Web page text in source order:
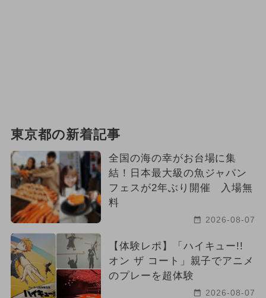
東京都の新着記事
全国の海の幸がお台場に集
結！日本最大級の魚ジャパン
フェスが2年ぶり開催 入場無
料
2026-08-07
【体験レポ】「ハイキュー!!
オン ザ コート」親子でアニメ
のプレーを超体験
2026-08-07